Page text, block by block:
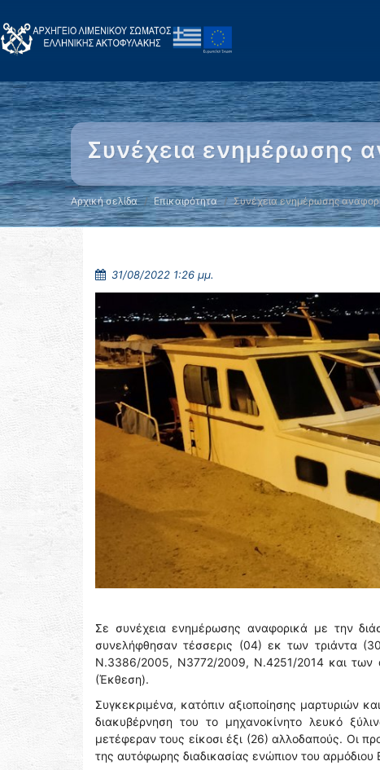
Συνέχεια ενημέρωσης
Αρχική σελίδα Επικαιρότητα Συνέχεια ενημέρωσης
31/08/2022 1:26 μμ.
Σε συνέχεια ενημέρωσης αναφορικά με την
συνελήφθησαν τέσσερις (04) εκ των τριάντα
Ν.3386/2005, Ν3772/2009, Ν.4251/2014 και των
(Έκθεση).
Συγκεκριμένα, κατόπιν αξιοποίησης μαρτυριών
διακυβέρνηση του το μηχανοκίνητο λευκό
μετέφεραν τους είκοσι έξι (26) αλλοδαπούς. Οι
της αυτόφωρης διαδικασίας ενώπιον του αρμόδιου